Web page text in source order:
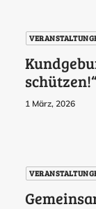
schützen!“
1 März, 2026